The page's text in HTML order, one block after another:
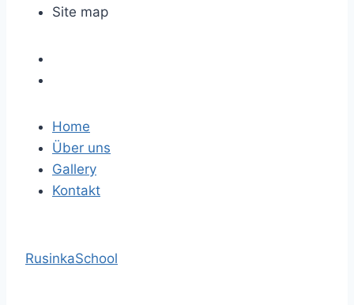
Site map
Home
Über uns
Gallery
Kontakt
RusinkaSchool